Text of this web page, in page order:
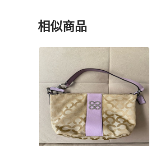
相似商品
更多相似Coach女包推薦精品